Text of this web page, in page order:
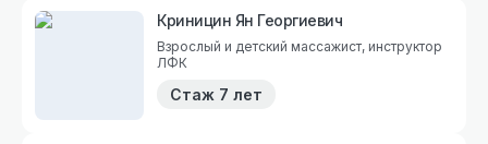
Криницин Ян Георгиевич
Взрослый и детский массажист, инструктор
ЛФК
Стаж 7 лет